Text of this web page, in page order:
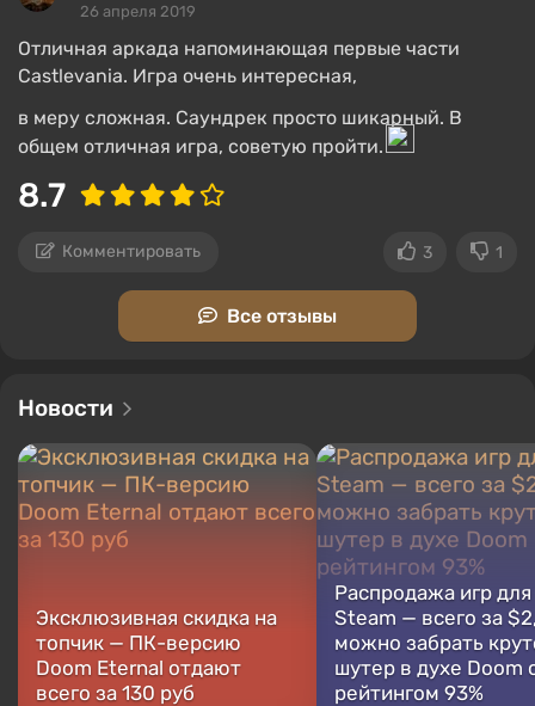
26 апреля 2019
Отличная аркада напоминающая первые части
Castlevania. Игра очень интересная,
в меру сложная. Саундрек просто шикарный. В
общем отличная игра, советую пройти.
8.7
Комментировать 3 1
Все отзывы
Новости
Эксклюзивная скидка на
топчик — ПК-версию
Doom Eternal отдают
всего за 130 руб
Распродажа игр для
Steam — всего за
можно забрать
шутер в духе Doom
рейтингом 93%